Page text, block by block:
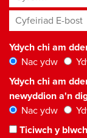
Cyfeiriad E-bost*
Ydych chi am
Nac ydw
Ydych chi am
newyddion a'n
Nac ydw
Ticiwch y